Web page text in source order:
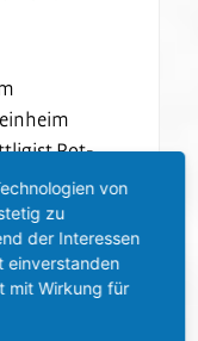
Rot-
von
zu
der Interessen
einverstanden
mit Wirkung für